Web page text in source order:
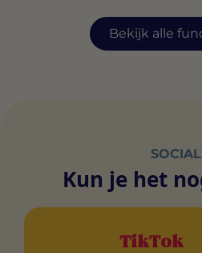
Bekijk alle
Kun je het
TikTok